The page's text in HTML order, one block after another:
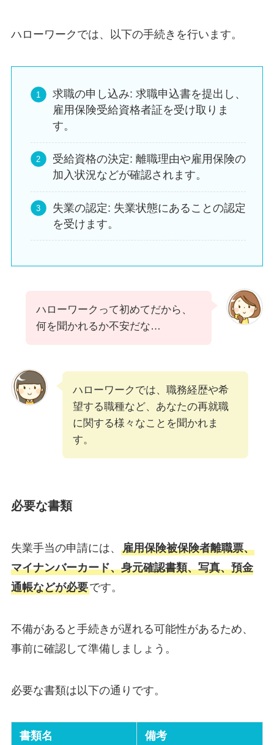
ハローワークでは、以下の手続きを行います。
求職の申し込み: 求職申込書を提出し、
雇用保険受給資格者証を受け取りま
す。
受給資格の決定: 離職理由や雇用保険の
加入状況などが確認されます。
失業の認定: 失業状態にあることの認定
を受けます。
ハローワークって初めてだから、
何を聞かれるか不安だな…
ハローワークでは、職務経歴や希
望する職種など、あなたの再就職
に関する様々なことを聞かれま
す。
必要な書類
失業手当の申請には、 雇用保険被保険者離職票、
マイナンバーカード、身元確認書類、写真、預金
通帳などが必要です。
不備があると手続きが遅れる可能性があるため、
事前に確認して準備しましょう。
必要な書類は以下の通りです。
書類名 備考